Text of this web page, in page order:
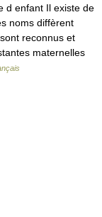
d enfant Il existe de
noms diffèrent
reconnus et
maternelles